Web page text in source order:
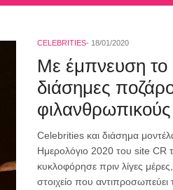
CELEBRITIES 18/01/2020
Με έμπνευση το
διάσημες
Celebrities και διάσημα
Ημερολόγιο 2020 του site
κυκλοφόρησε πριν λίγες
στοιχείο που